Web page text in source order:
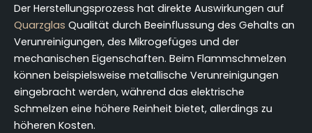
Der Herstellungsprozess hat direkte Auswirkungen auf
Quarzglas Qualität durch Beeinflussung des Gehalts an
Verunreinigungen, des Mikrogefüges und der
mechanischen Eigenschaften. Beim Flammschmelzen
können beispielsweise metallische Verunreinigungen
eingebracht werden, während das elektrische
Schmelzen eine höhere Reinheit bietet, allerdings zu
höheren Kosten.